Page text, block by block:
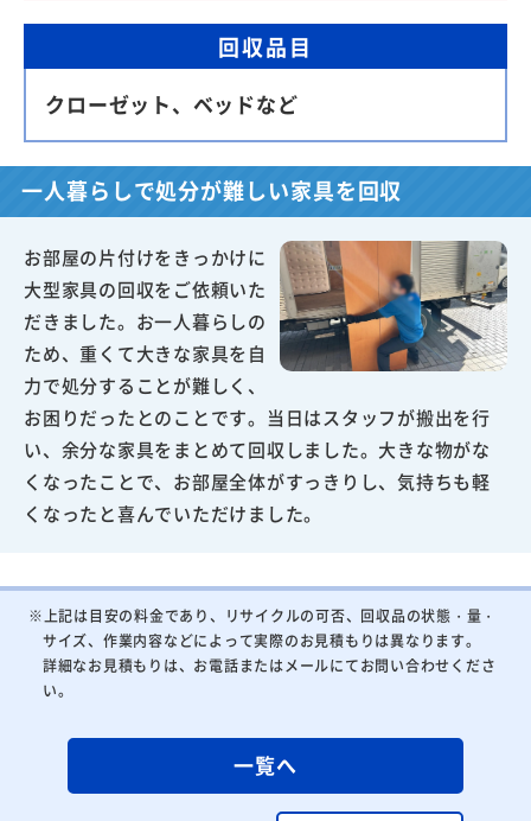
回収品目
クローゼット、ベッドなど
一人暮らしで処分が難しい家具を回収
お部屋の片付けをきっかけに
大型家具の回収をご依頼いた
だきました。お一人暮らしの
ため、重くて大きな家具を自
力で処分することが難しく、
お困りだったとのことです。当日はスタッフが搬出を行
い、余分な家具をまとめて回収しました。大きな物がな
くなったことで、お部屋全体がすっきりし、気持ちも軽
くなったと喜んでいただけました。
※上記は目安の料金であり、リサイクルの可否、回収品の状態・量・
サイズ、作業内容などによって実際のお見積もりは異なります。
詳細なお見積もりは、お電話またはメールにてお問い合わせくださ
い。
一覧へ